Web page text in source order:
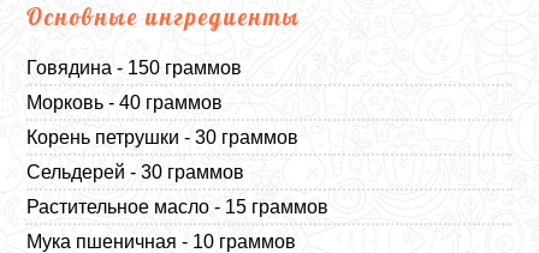
Основные ингредиенты
Говядина - 150 граммов
Морковь - 40 граммов
Корень петрушки - 30 граммов
Сельдерей - 30 граммов
Растительное масло - 15 граммов
Мука пшеничная - 10 граммов